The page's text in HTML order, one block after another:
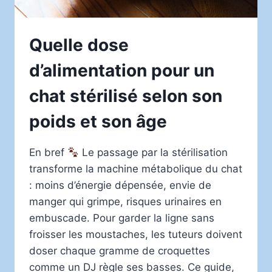
Quelle dose
d’alimentation pour un
chat stérilisé selon son
poids et son âge
En bref
Le passage par la stérilisation
transforme la machine métabolique du chat
: moins d’énergie dépensée, envie de
manger qui grimpe, risques urinaires en
embuscade. Pour garder la ligne sans
froisser les moustaches, les tuteurs doivent
doser chaque gramme de croquettes
comme un DJ règle ses basses. Ce guide,